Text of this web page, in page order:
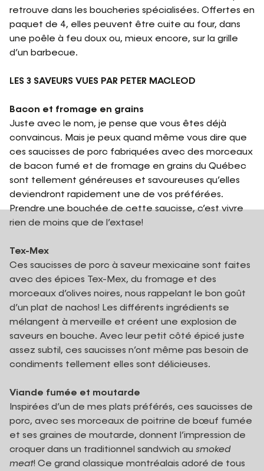
retrouve dans les boucheries spécialisées. Offertes en
paquet de 4, elles peuvent être cuite au four, dans
une poêle à feu doux ou, mieux encore, sur la grille
d’un barbecue.
LES 3 SAVEURS VUES PAR PETER MACLEOD
Bacon et fromage en grains
Juste avec le nom, je pense que vous êtes déjà
convaincus. Mais je peux quand même vous dire que
ces saucisses de porc fabriquées avec des morceaux
de bacon fumé et de fromage en grains du Québec
sont tellement généreuses et savoureuses qu’elles
deviendront rapidement une de vos préférées.
Prendre une bouchée de cette saucisse, c’est vivre
rien de moins que de l’extase!
Tex-Mex
Ces saucisses de porc à saveur mexicaine sont faites
avec des épices Tex-Mex, du fromage et des
morceaux d’olives noires, nous rappelant le bon goût
d’un plat de nachos! Les différents ingrédients se
mélangent à merveille et créent une explosion de
saveurs en bouche. Avec leur petit côté épicé juste
assez subtil, ces saucisses n’ont même pas besoin de
condiments tellement elles sont délicieuses.
Viande fumée et moutarde
Inspirées d’un de mes plats préférés, ces saucisses de
porc, avec ses morceaux de poitrine de bœuf fumée
et ses graines de moutarde, donnent l’impression de
croquer dans un traditionnel sandwich au smoked
meat! Ce grand classique montréalais adoré de tous